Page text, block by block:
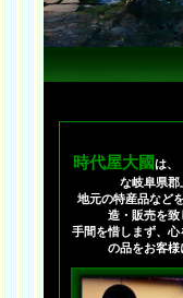
時代屋大國は、
な岐阜県郡
地元の特産品など
造・販売を致
手間を惜しまず、心
の品をお客様